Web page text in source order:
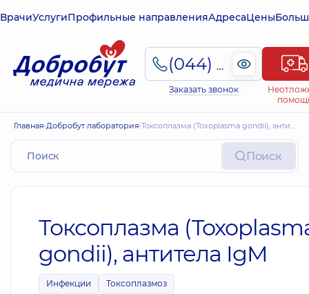
ВрачиУслугиПрофильные направленияАдресаЦены
(044) 495-2-888
Заказать звонок
Главная Добробут лаборатория Токсоплазма (Toxoplasma gondii), антитела IgM
Поиск
Токсоплазма
gondii), антитела IgM
Инфекции Токсоплазмоз